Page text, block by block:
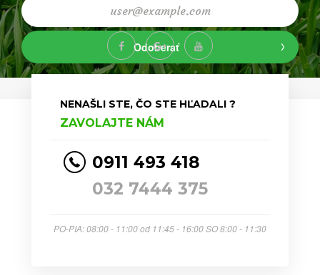
Odoberať
NENAŠLI STE, ČO STE HĽADALI ?
ZAVOLAJTE NÁM
0911 493 418
032 7444 375
PO-PIA: 08:00 - 11:00 od 11:45 - 16:00 SO 8:00 - 11:30